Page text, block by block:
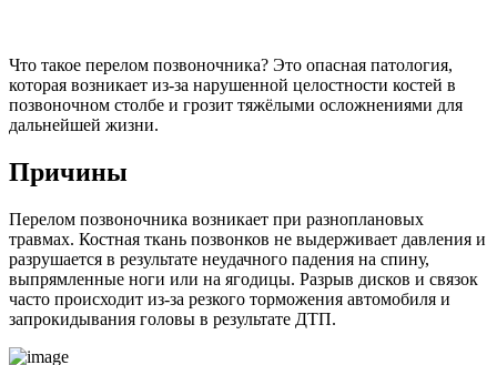
Что такое перелом позвоночника? Это опасная патология,
которая возникает из-за нарушенной целостности костей в
позвоночном столбе и грозит тяжёлыми осложнениями для
дальнейшей жизни.
Причины
Перелом позвоночника возникает при разноплановых
травмах. Костная ткань позвонков не выдерживает давления и
разрушается в результате неудачного падения на спину,
выпрямленные ноги или на ягодицы. Разрыв дисков и связок
часто происходит из-за резкого торможения автомобиля и
запрокидывания головы в результате ДТП.